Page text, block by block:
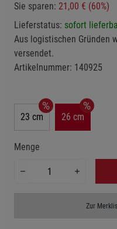
Sie sparen: 21,00 € (60%)
Lieferstatus: sofort
Aus logistischen Gründen
versendet.
Artikelnummer: 140925
23 cm 26 cm
Menge
Zur